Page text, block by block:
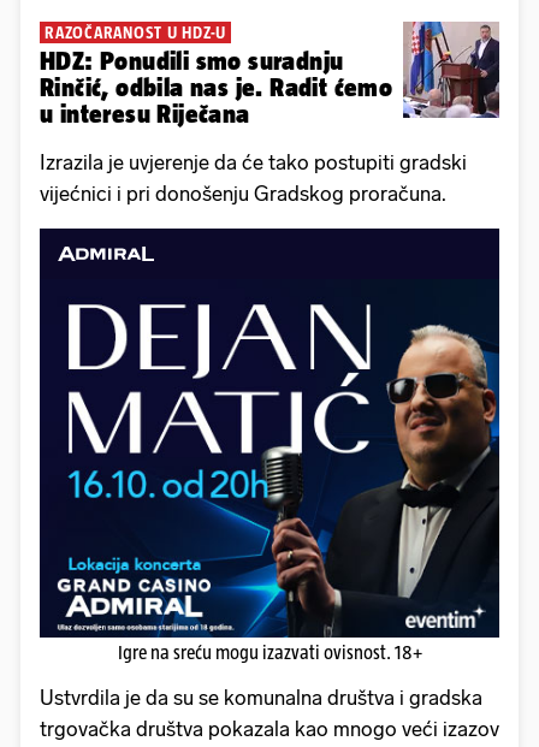
RAZOČARANOST U HDZ-U
HDZ: Ponudili smo suradnju
Rinčić, odbila nas je. Radit ćemo
u interesu Riječana
Izrazila je uvjerenje da će tako postupiti gradski
vijećnici i pri donošenju Gradskog proračuna.
Igre na sreću mogu izazvati ovisnost. 18+
Ustvrdila je da su se komunalna društva i gradska
trgovačka društva pokazala kao mnogo veći izazov